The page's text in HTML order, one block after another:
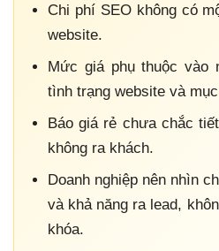
Chi phí SEO không có
website.
Mức giá phụ thuộc vào
tình trạng website và
Báo giá rẻ chưa chắc
không ra khách.
Doanh nghiệp nên nhìn
và khả năng ra lead,
khóa.